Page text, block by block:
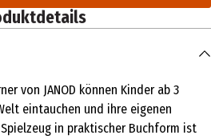
von JANOD können Kinder ab 3
eintauchen und ihre eigenen
in praktischer Buchform ist